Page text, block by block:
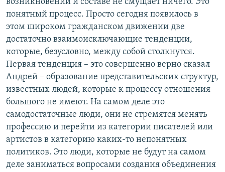
возникновении и составе не смущает ничего. Это
понятный процесс. Просто сегодня появилось в
этом широком гражданском движении две
достаточно взаимоисключающие тенденции,
которые, безусловно, между собой столкнутся.
Первая тенденция – это совершенно верно сказал
Андрей – образование представительских структур,
известных людей, которые к процессу отношения
большого не имеют. На самом деле это
самодостаточные люди, они не стремятся менять
профессию и перейти из категории писателей или
артистов в категорию каких-то непонятных
политиков. Это люди, которые не будут на самом
деле заниматься вопросами создания объединения